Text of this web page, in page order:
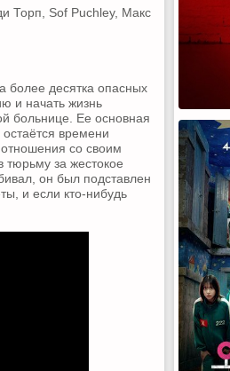
Торп, Sof Puchley, Макс
десятка опасных
и начать жизнь
больнице. Ее основная
времени
со своим
за жестокое
он был подставлен
и если кто-нибудь